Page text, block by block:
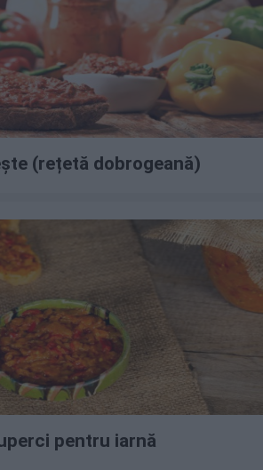
(rețetă dobrogeană)
pentru iarnă